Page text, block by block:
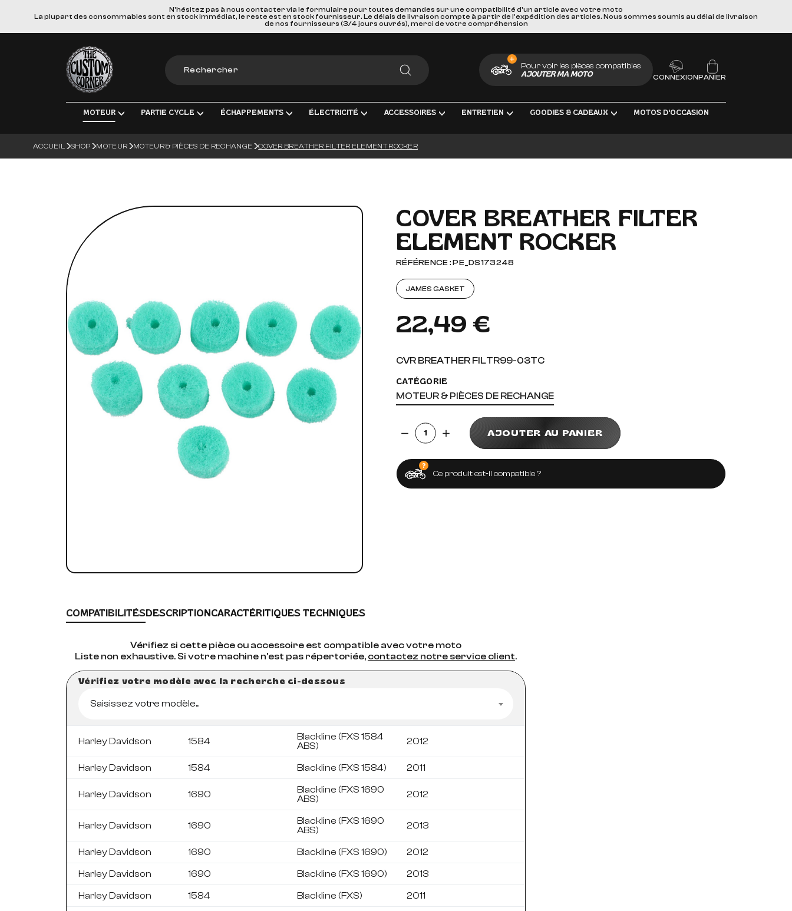
N'hésitez pas à nous contacter via le formulaire pour toutes demandes sur une compatibilité d'un article avec votre moto
La plupart des consommables sont en stock immédiat, le reste est en stock fournisseur. Le délais de livraison compte à partir de l'expédition des articles. Nous sommes soumis au délai de livraison
de nos fournisseurs (3/4 jours ouvrés), merci de votre compréhension
The Custom Corner
RECHERCHER
Pour voir les pièces compatibles
AJOUTER MA MOTO
CONNEXIONPANIER
MOTEUR
MOTEUR & PIÈCES DE RECHANGE
PARTIE CYCLE
TRANSMISSION FINALE
ROUES & ACCESSOIRES
REPOSE PIEDS & COMMANDES AUX PIEDS
CHAMBRES À AIR & ACCESSOIRES
ÉCHAPPEMENTS
LIGNES D'ÉCHAPPEMENT COMPLÈTE
ÉLECTRICITÉ
ÉLECTRICITÉ ET MESURE
ACCESSOIRES
BAGAGERIE
ACCESSOIRES DIVERS
PAREBRISES ET CARENAGES
AUDIO, VIDÉO ET FIXATIONS
ENTRETIEN
HUILES, PRODUIT CHIMIQUES ET LUBRIFIANTS
BOUGIES D'ALLUMAGE
BATTERIES
OUTILLAGE
VISSERIE
GOODIES & CADEAUX
GOODIES
MOTOS D'OCCASION
ACCUEIL SHOP MOTEUR MOTEUR & PIÈCES DE RECHANGE COVER BREATHER FILTER ELEMENT ROCKER
COVER BREATHER FILTER
ELEMENT ROCKER
RÉFÉRENCE : PE_DS173248
JAMES GASKET
22,49 €
CVR BREATHER FILTR99-03TC
CATÉGORIE
MOTEUR & PIÈCES DE RECHANGE
Quantité
AJOUTER AU PANIER
Ce produit est-il compatible ?
COMPATIBILITÉSDESCRIPTIONCARACTÉRITIQUES TECHNIQUES
Vérifiez si cette pièce ou accessoire est compatible avec votre moto
Liste non exhaustive. Si votre machine n'est pas répertoriée, contactez notre service client.
Vérifiez votre modèle avec la recherche ci-dessous
Saisissez votre modèle...
Harley Davidson 1584
Blackline (FXS 1584
ABS)
2012
Harley Davidson 1584 Blackline (FXS 1584) 2011
Harley Davidson 1690
Blackline (FXS 1690
ABS)
2012
Harley Davidson 1690
Blackline (FXS 1690
ABS)
2013
Harley Davidson 1690 Blackline (FXS 1690) 2012
Harley Davidson 1690 Blackline (FXS 1690) 2013
Harley Davidson 1584 Blackline (FXS) 2011